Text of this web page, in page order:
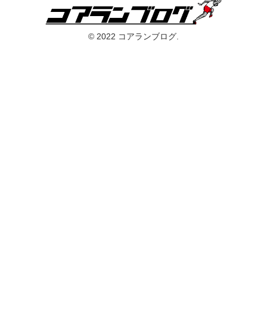
© 2022 コアランブログ.